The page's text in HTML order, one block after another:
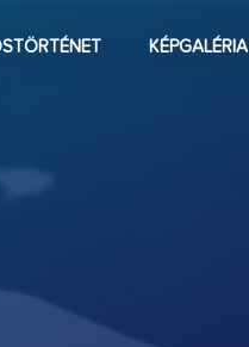
KÉPGALÉRIA